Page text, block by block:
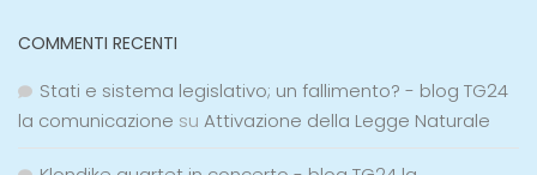
COMMENTI RECENTI
Stati e sistema legislativo; un fallimento? - blog TG24
la comunicazione su Attivazione della Legge Naturale